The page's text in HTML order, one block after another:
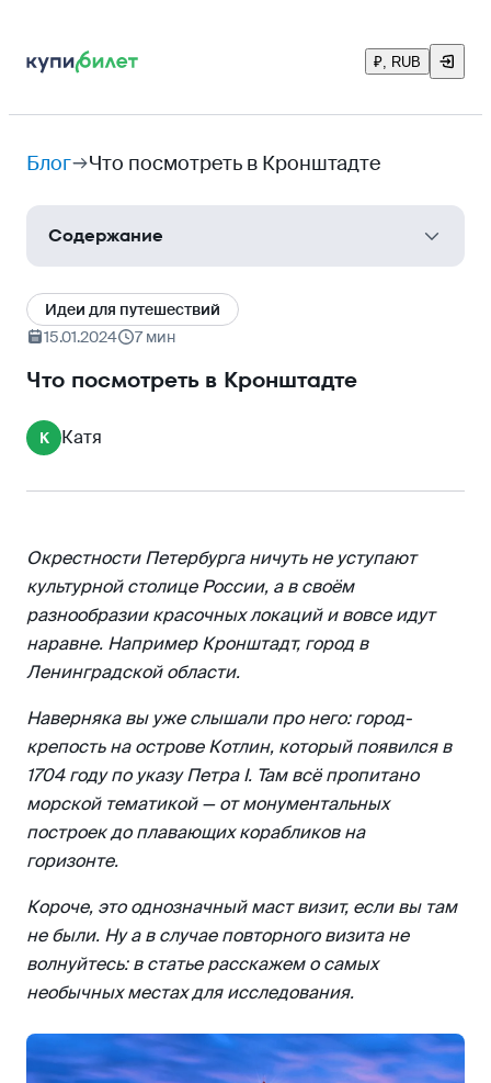
₽, RUB
Блог Что посмотреть в Кронштадте
Содержание
Как добраться
Что посмотреть в Кронштадте
Никольский морской собор
Деревянный маяк
Остров фортов
Музей истории Кронштадта
Дом маяков
Маршрут по Кронштадту на один день
Где поесть
Где остановиться
Советы туристам
Идеи для путешествий
15.01.2024
7 мин
Что посмотреть в Кронштадте
К Катя
Окрестности Петербурга ничуть не уступают
культурной столице России, а в своём
разнообразии красочных локаций и вовсе идут
наравне. Например Кронштадт, город в
Ленинградской области.
Наверняка вы уже слышали про него: город-
крепость на острове Котлин, который появился в
1704 году по указу Петра I. Там всё пропитано
морской тематикой — от монументальных
построек до плавающих корабликов на
горизонте.
Короче, это однозначный маст визит, если вы там
не были. Ну а в случае повторного визита не
волнуйтесь: в статье расскажем о самых
необычных местах для исследования.